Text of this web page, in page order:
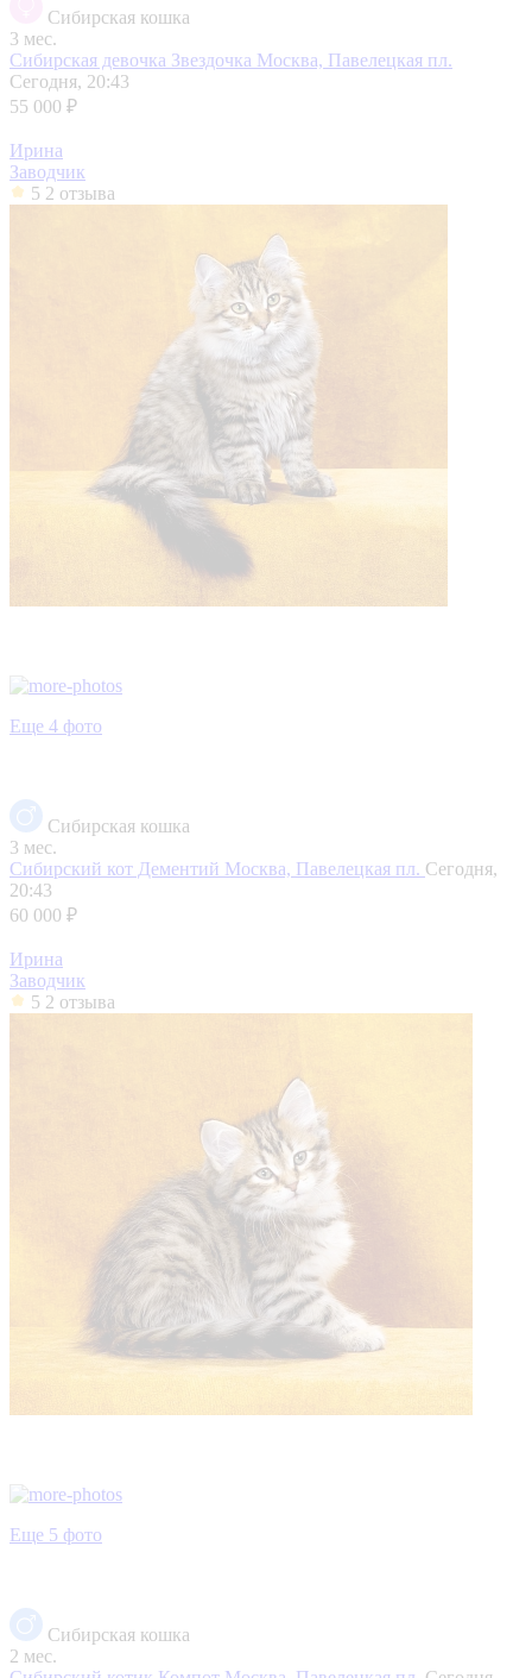
Сибирская кошка
3 мес.
Сибирская девочка Звездочка Москва, Павелецкая пл.
Сегодня, 20:43
55 000 ₽
Ирина
Заводчик
5 2 отзыва
Еще 4 фото
Сибирская кошка
3 мес.
Сибирский кот Дементий Москва, Павелецкая пл. Сегодня,
20:43
60 000 ₽
Ирина
Заводчик
5 2 отзыва
Еще 5 фото
Сибирская кошка
2 мес.